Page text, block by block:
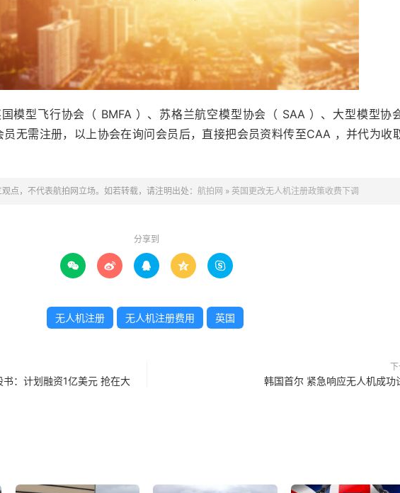
模型飞行协会（ BMFA ）、苏格兰航空模型协会（ SAA ）、大型模型协
无需注册，以上协会在询问会员后，直接把会员资料传至CAA ，并代为收
点，不代表航拍网立场。如若转载，请注明出处： 航拍网 » 英国更改无人机注册政策收费下调
分享到
    
无人机注册 无人机注册费用 英国
：计划融资1亿美元 抢在大
下
韩国首尔 紧急响应无人机成功